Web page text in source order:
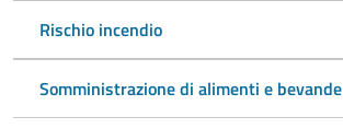
Rischio incendio
Somministrazione di alimenti e bevande